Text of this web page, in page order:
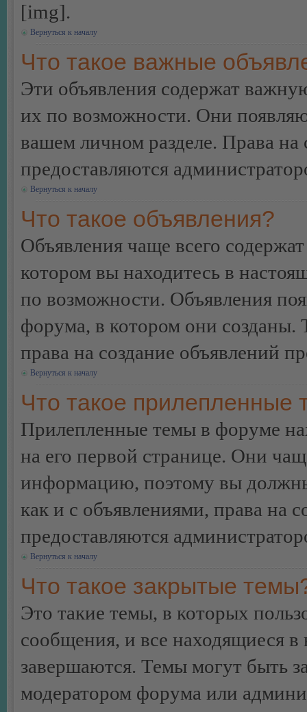
[img].
Вернуться к началу
Что такое важные
Эти объявления содержат
их по возможности. Они
вашем личном разделе. Права
предоставляются
Вернуться к началу
Что такое объявления?
Объявления чаще всего
котором вы находитесь в
по возможности. Объявления
форума, в котором они
права на создание объявлений
Вернуться к началу
Что такое прилепленные
Прилепленные темы в форуме
на его первой странице. Они
информацию, поэтому вы
как и с объявлениями, права на
предоставляются
Вернуться к началу
Что такое закрытые
Это такие темы, в которых
сообщения, и все находящиеся
завершаются. Темы могут быть
модератором форума или